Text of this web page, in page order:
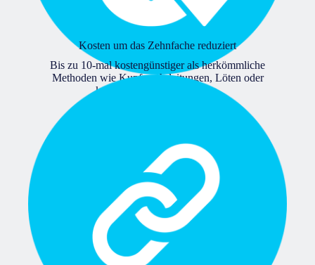
Kosten um das Zehnfache reduziert
Bis zu 10-mal kostengünstiger als herkömmliche
Methoden wie Kupferrohrleitungen, Löten oder
konventionelles Schweißen.